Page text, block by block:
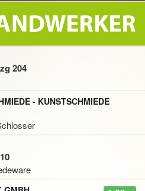
204
- KUNSTSCHMIEDE